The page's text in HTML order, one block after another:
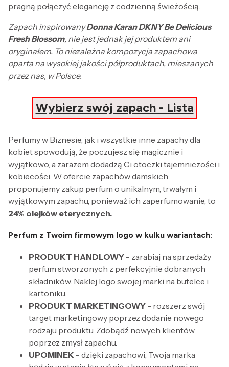
pragną połączyć elegancję z codzienną świeżością.
Zapach inspirowanyDonna Karan DKNY Be Delicious
Fresh Blossom, nie jest jednak jej produktem ani
oryginałem. To niezależna kompozycja zapachowa
oparta na wysokiej jakości półproduktach, mieszanych
przez nas, w Polsce.
Wybierz swój zapach - Lista
Perfumy w Biznesie, jak i wszystkie inne zapachy dla
kobiet spowodują, że poczujesz się magicznie i
wyjątkowo, a zarazem dodadzą Ci otoczki tajemniczości i
kobiecości. W ofercie zapachów damskich
proponujemy zakup perfum o unikalnym, trwałym i
wyjątkowym zapachu, ponieważ ich zaperfumowanie, to
24% olejków eterycznych.
Perfum z Twoim firmowym logo w kulku wariantach:
PRODUKT HANDLOWY - zarabiaj na sprzedaży
perfum stworzonych z perfekcyjnie dobranych
składników. Naklej logo swojej marki na butelce i
kartoniku.
PRODUKT MARKETINGOWY - rozszerz swój
target marketingowy poprzez dodanie nowego
rodzaju produktu. Zdobądź nowych klientów
poprzez zmysł zapachu.
UPOMINEK - dzięki zapachowi, Twoja marka